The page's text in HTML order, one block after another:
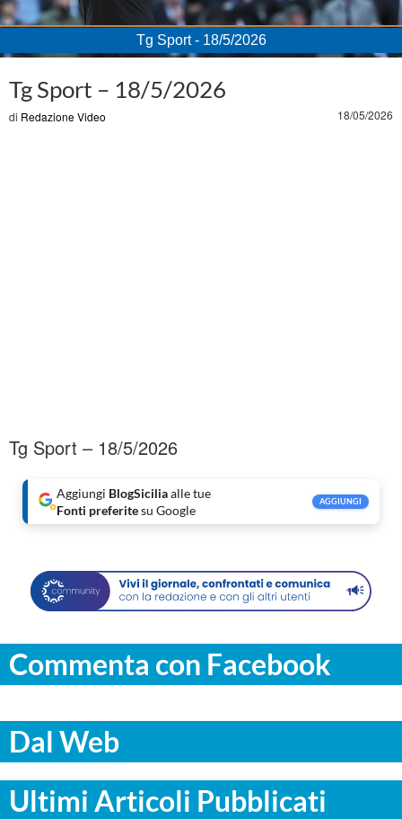
Tg Sport - 18/5/2026
Unmute Loaded:
Tg Sport – 18/5/2026
di Redazione Video 18/05/2026
Tg Sport – 18/5/2026
Aggiungi BlogSiciliaalle tue
Fonti preferitesu Google
AGGIUNGI
Commenta con Facebook
Dal Web
Ultimi Articoli Pubblicati